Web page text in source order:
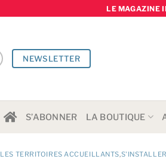
LE MAGAZINE
NEWSLETTER
S’ABONNER LA BOUTIQUE
LES TERRITOIRES ACCUEILLANTS,